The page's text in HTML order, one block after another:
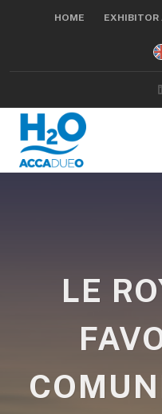
HOME EXHIBITOR
LE